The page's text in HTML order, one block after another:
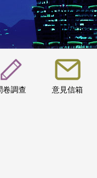
卷調查 意見信箱
:::